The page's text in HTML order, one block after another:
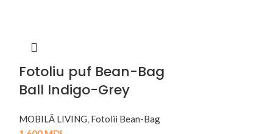
Fotoliu puf Bean-Bag
Ball Indigo-Grey
MOBILĂ LIVING, Fotolii Bean-Bag